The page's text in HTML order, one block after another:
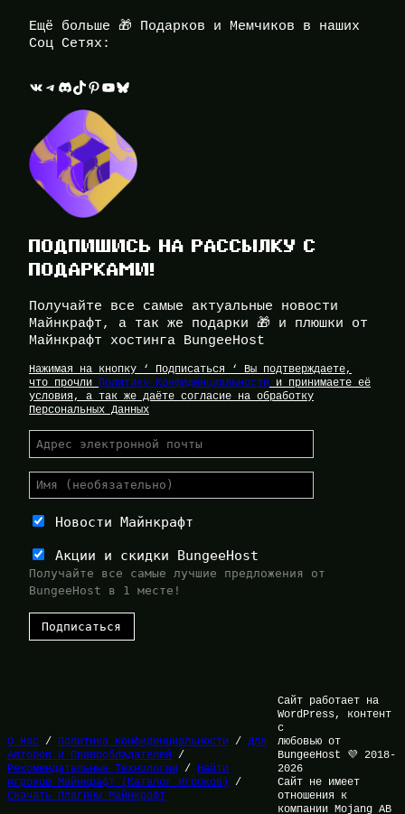
Ещё больше 🎁 Подарков и Мемчиков в наших
Соц Сетях:
ВКонтакте Telegram Discord TikTok Pinterest YouTube Bluesky
ПОДПИШИСЬ НА РАССЫЛКУ С
ПОДАРКАМИ!
Получайте все самые актуальные новости
Майнкрафт, а так же подарки 🎁 и плюшки от
Майнкрафт хостинга BungeeHost
Нажимая на кнопку ‘ Подписаться ‘ Вы подтверждаете,
что прочли Политику Конфиденциальности и принимаете её
условия, а так же даёте согласие на обработку
Персональных Данных
Новости Майнкрафт
Акции и скидки BungeeHost
Получайте все самые лучшие предложения от
BungeeHost в 1 месте!
О Нас / Политика Конфиденциальности / Для
Авторов и Правообладателей /
Рекомендательные Технологии / Найти
игроков Майнкрафт (Каталог Игроков) /
Скачать Плагины Майнкрафт
Сайт работает на
WordPress, контент
с
любовью от
BungeeHost 💜 2018-
2026
Сайт не имеет
отношения к
компании Mojang AB